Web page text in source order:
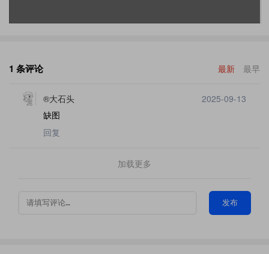
1 条评论 最新 最早
®大石头
2025-09-13
缺图
回复
加载更多
发布